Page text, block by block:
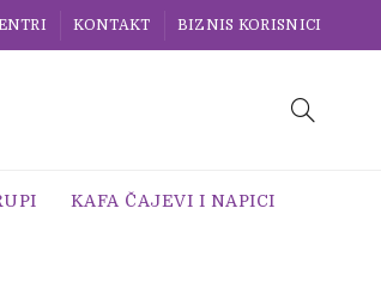
KONTAKT BIZNIS KORISNICI
KAFA ČAJEVI I NAPICI